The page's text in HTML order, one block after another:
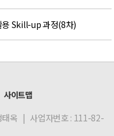
용 Skill-up 과정(8차)
사이트맵
옥 | 사업자번호 : 111-82-